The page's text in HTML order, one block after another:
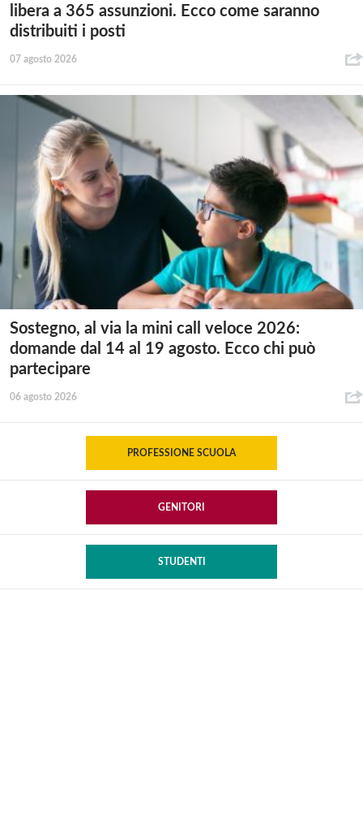
libera a 365 assunzioni. Ecco come saranno
distribuiti i posti
07 agosto 2026
Sostegno, al via la mini call veloce 2026:
domande dal 14 al 19 agosto. Ecco chi può
partecipare
06 agosto 2026
PROFESSIONE SCUOLA
GENITORI
STUDENTI